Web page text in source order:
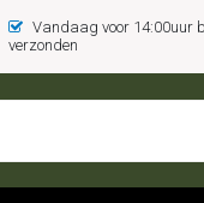
Vandaag voor 14:00uur
verzonden